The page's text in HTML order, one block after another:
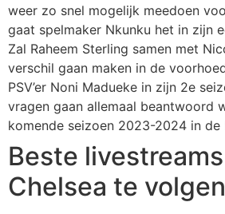
weer zo snel mogelijk meedoen
gaat spelmaker Nkunku het in zijn
Zal Raheem Sterling samen met
verschil gaan maken in de
PSV’er Noni Madueke in zijn 2e
vragen gaan allemaal beantwoord
komende seizoen 2023-2024 in de
Beste
Chelsea te volgen